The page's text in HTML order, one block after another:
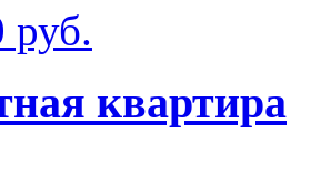
руб.
квартира